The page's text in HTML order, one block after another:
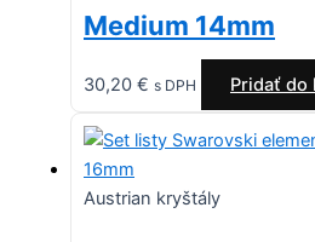
Medium 14mm
30,20 € s DPH Pridať do
Austrian kryštály